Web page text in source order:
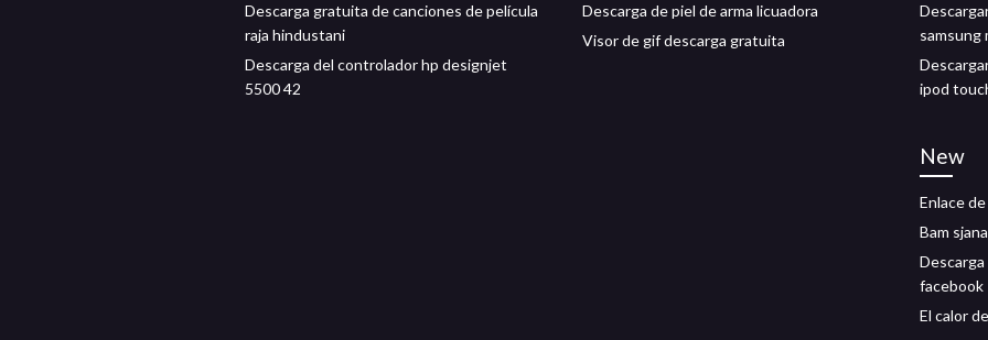
Descarga gratuita de canciones de película
raja hindustani
Descarga del controlador hp designjet
5500 42
Descarga de piel de arma licuadora
Visor de gif descarga gratuita
samsung
ipod
New
Enlace
Bam
facebook
El calor